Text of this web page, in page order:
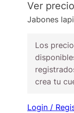
Ver precio
Jabones
Los
crea tu
Login /